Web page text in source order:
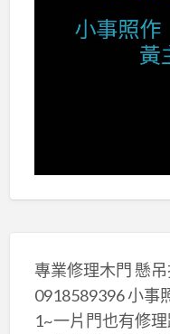
專業修理木門 懸
0918589396 小事
1~一片門也有修